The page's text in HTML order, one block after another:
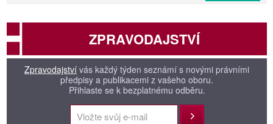
ZPRAVODAJSTVÍ
Zpravodajství vás každý týden seznámí s novými právními
předpisy a publikacemi z vašeho oboru.
Přihlaste se k bezplatnému odběru.
Přihlásit